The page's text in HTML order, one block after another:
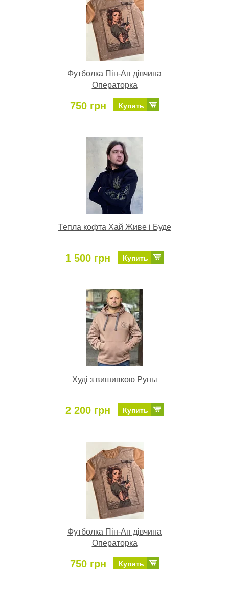
Футболка Пін-Ап дівчина
Операторка
750 грн Купить
Тепла кофта Хай Живе і Буде
1 500 грн Купить
Худі з вишивкою Руны
2 200 грн Купить
Футболка Пін-Ап дівчина
Операторка
750 грн Купить